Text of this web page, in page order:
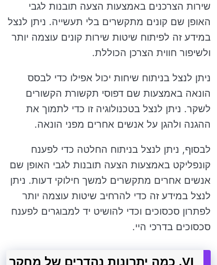
שירות הצרכנים באמצעות הצעה תובנות לגבי
האופן שם קונים מתקשרים בלי תעשייה. ניתן לנצל
במידע זה לפיתוח שיטות שירות קונים עוצמה יותר
ולשיפור חווית הצרכן הכוללת.
ניתן לנצל בניתוח שיחות יכול אפילו כדי לבסס
הונאה באמצעות שם דפוסי תקשורת הקשורים
לשקר. ניתן לנצל בטכנולוגיה זו כדי לתמוך את
ההגנה ולהגן על אנשים אחרים מפני הונאה.
לבסוף, ניתן לנצל בניתוח החלטה כדי לפענח
קונפליקט באמצעות הצעה תובנות לגבי האופן שם
אנשים אחרים מתקשרים למשך חילוקי דעות. ניתן
לנצל במידע זה כדי להרחיב שיטות עוצמה יותר
לפתרון סכסוכים וכדי להושיט יד למבוגרים לפענח
סכסוכים בדרכי היי.
VI. כמה יתרונות נהדרים של מחקר